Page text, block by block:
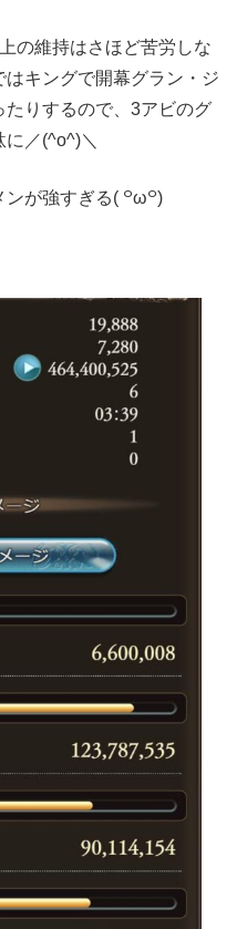
の維持はさほど苦労しな
キングで開幕グラン・ジ
りするので、3アビのグ
／(^o^)＼
が強すぎる( ꒪ω꒪)